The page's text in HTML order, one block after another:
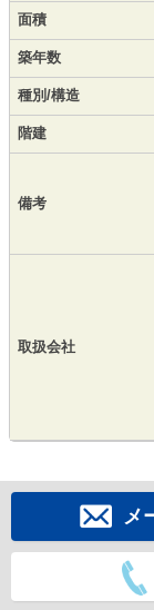
面積
築年数
種別/構造
階建
備考
取扱会社
メ